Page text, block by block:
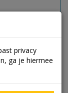
privacy
ga je hiermee